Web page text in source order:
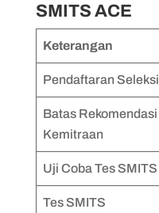
SMITS ACE
Keterangan
Pendaftaran Seleksi
Batas Rekomendasi
Kemitraan
Uji Coba Tes SMITS
Tes SMITS